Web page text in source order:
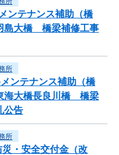
ンテナンス補助（橋
島大橋 橋梁補修工事
所
ンテナンス補助（橋
海大橋長良川橋 橋梁
公告
所
・安全交付金（改